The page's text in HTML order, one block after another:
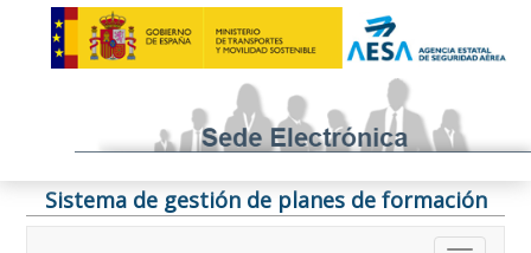
Sistema de gestión de planes de formación